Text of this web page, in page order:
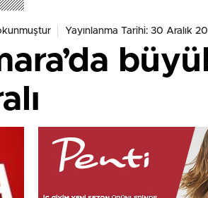
Yayınlanma Tarihi: 30 Aralık